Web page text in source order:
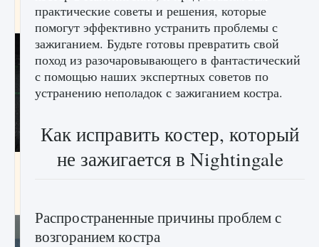
9 августа 2024 2 599 0 1
лицензии, лиги, команды и стадионы в EA
практические советы и решения, которые
помогут эффективно устранить проблемы с
зажиганием. Будьте готовы превратить свой
поход из разочаровывающего в фантастический
с помощью наших экспертных советов по
устранению неполадок с зажиганием костра.
Как исправить костер, который
не зажигается в Nightingale
Распространенные причины проблем с
возгоранием костра